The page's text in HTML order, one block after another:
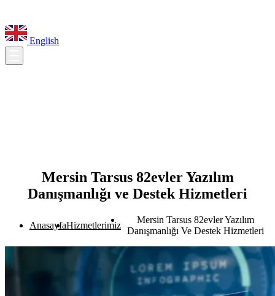
English
Mersin Tarsus 82evler Yazılım
Danışmanlığı ve Destek Hizmetleri
AnasayfaHizmetlerimiz
Mersin Tarsus 82evler Yazılım
Danışmanlığı Ve Destek Hizmetleri